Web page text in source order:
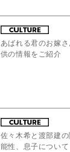
あばれる君のお嫁
供の情報をご紹介
佐々木希と渡部建
能性、息子について